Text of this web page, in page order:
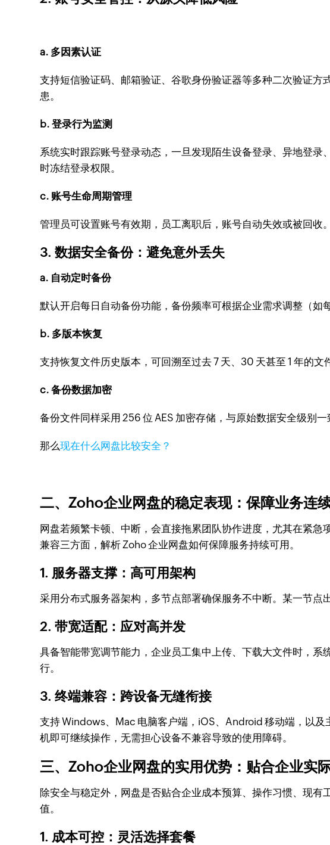
a. 多因素认证
支持短信验证码、邮箱验证、谷歌身份验证器等多种二次验证
患。
b. 登录行为监测
系统实时跟踪账号登录动态，一旦发现陌生设备登录、异地登
时冻结登录权限。
c. 账号生命周期管理
管理员可设置账号有效期，员工离职后，账号自动失效或被回收
3. 数据安全备份：避免意外丢失
a. 自动定时备份
默认开启每日自动备份功能，备份频率可根据企业需求调整（如
b. 多版本恢复
支持恢复文件历史版本，可回溯至过去 7 天、30 天甚至 1 年的
c. 备份数据加密
备份文件同样采用 256 位 AES 加密存储，与原始数据安全级别
那么现在什么网盘比较安全？
二、Zoho企业网盘的稳定表现：保障业务连
网盘若频繁卡顿、中断，会直接拖累团队协作进度，尤其在紧急
兼容三方面，解析 Zoho 企业网盘如何保障服务持续可用。
1. 服务器支撑：高可用架构
采用分布式服务器架构，多节点部署确保服务不中断。某一节点
2. 带宽适配：应对高并发
具备智能带宽调节能力，企业员工集中上传、下载大文件时，
行。
3. 终端兼容：跨设备无缝衔接
支持 Windows、Mac 电脑客户端，iOS、Android 移动端，以
机即可继续操作，无需担心设备不兼容导致的使用障碍。
三、Zoho企业网盘的实用优势：贴合企业实
除安全与稳定外，网盘是否贴合企业成本预算、操作习惯、现
值。
1. 成本可控：灵活选择套餐